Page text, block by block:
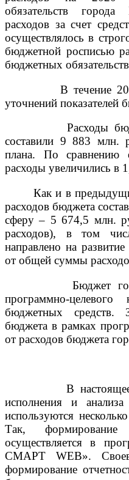
обязательств города
расходов за счет
осуществлялось в
бюджетной росписью
бюджетных
В течение
уточнений показателей
Расходы
составили 9 883 млн.
плана. По
расходы увеличились в
Как и в
расходов бюджета
сферу – 5 674,5 млн.
расходов), в том
направлено на
от общей суммы
Бюджет
программно-целевого
бюджетных средств.
бюджета в рамках
от расходов бюджета
В
исполнения и
используются
Так, формирование
осуществляется в
СМАРТ WEB».
формирование